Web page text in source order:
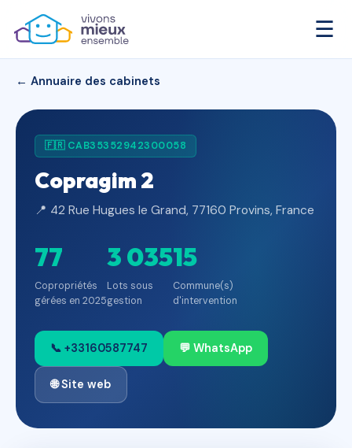
☰
← Annuaire des cabinets
🇫🇷 CAB35352942300058
Copragim 2
📍 42 Rue Hugues le Grand, 77160 Provins, France
77
Copropriétés
gérées en 2025
3 035
Lots sous
gestion
15
Commune(s)
d'intervention
📞 +33160587747 💬 WhatsApp
🌐 Site web